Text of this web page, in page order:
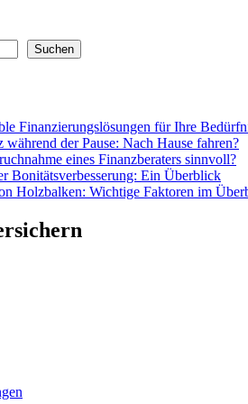
Suchen
Finanzierungslösungen für Ihre
während der Pause: Nach Hause fahren?
eines Finanzberaters sinnvoll?
Bonitätsverbesserung: Ein Überblick
Holzbalken: Wichtige Faktoren im